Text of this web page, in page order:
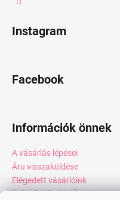
Instagram
Facebook
Információk önnek
A vásárlás lépései
Áru visszaküldése
Elégedett vásárlóink
Üzleti feltételek (ÁSZF)